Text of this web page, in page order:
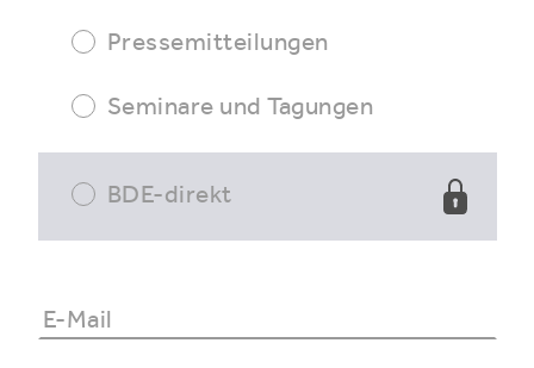
Pressemitteilungen
Seminare und Tagungen
BDE-direkt